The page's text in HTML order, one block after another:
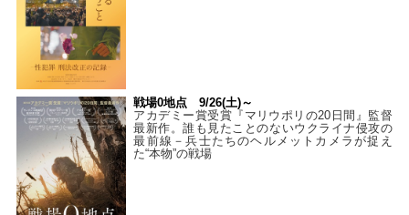
戦場0地点 9/26(土)～
アカデミー賞受賞『マリウポリの20日間』監督
最新作。誰も見たことのないウクライナ侵攻の
最前線－兵士たちのヘルメットカメラが捉え
た“本物”の戦場